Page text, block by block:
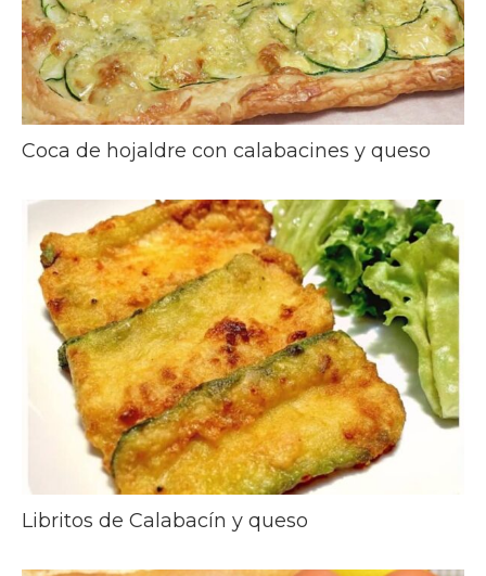
Coca de hojaldre con calabacines y queso
Libritos de Calabacín y queso